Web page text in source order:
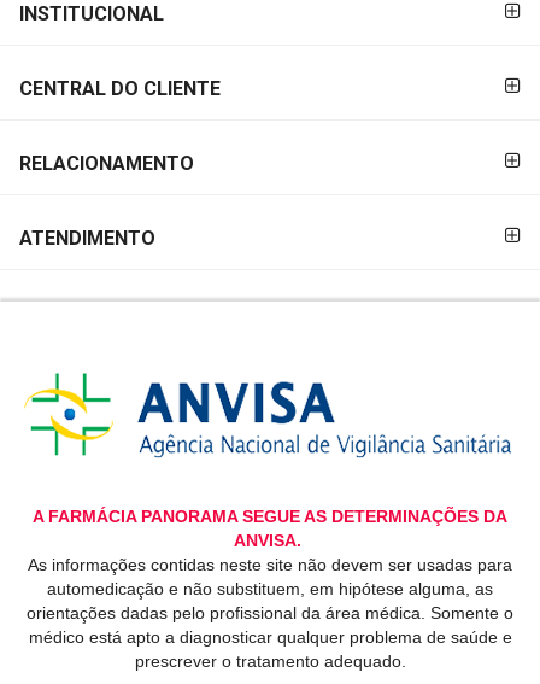
PAGAMENTO
INSTITUCIONAL
CENTRAL DO CLIENTE
RELACIONAMENTO
ATENDIMENTO
A FARMÁCIA PANORAMA SEGUE AS DETERMINAÇÕES DA
ANVISA.
As informações contidas neste site não devem ser usadas para
automedicação e não substituem, em hipótese alguma, as
orientações dadas pelo profissional da área médica. Somente o
médico está apto a diagnosticar qualquer problema de saúde e
prescrever o tratamento adequado.